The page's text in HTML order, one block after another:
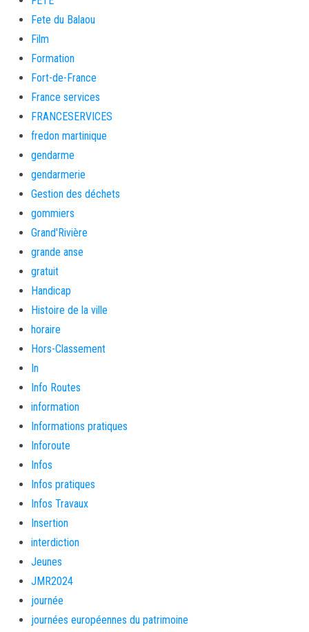
Fete du Balaou
Film
Formation
Fort-de-France
France services
FRANCESERVICES
fredon martinique
gendarme
gendarmerie
Gestion des déchets
gommiers
Grand'Rivière
grande anse
gratuit
Handicap
Histoire de la ville
horaire
Hors-Classement
In
Info Routes
information
Informations pratiques
Inforoute
Infos
Infos pratiques
Infos Travaux
Insertion
interdiction
Jeunes
JMR2024
journée
journées européennes du patrimoine